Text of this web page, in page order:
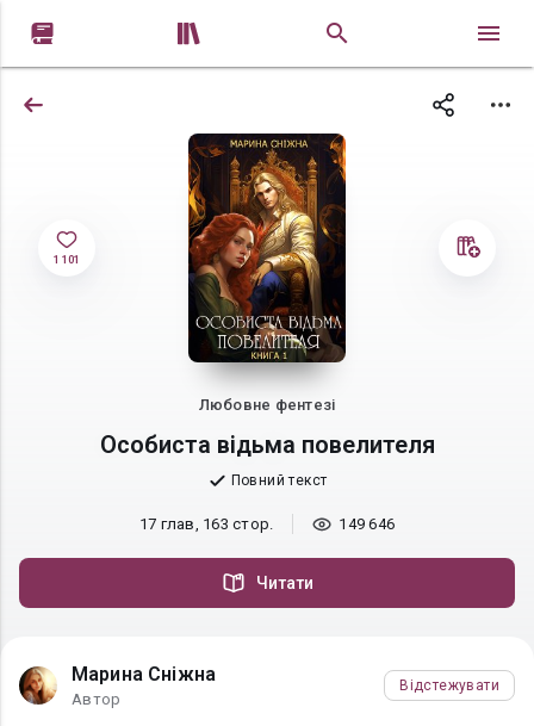
 
1 101
Любовне фентезі
Особиста відьма повелителя
Повний текст
17 глав, 163 стор. 149 646
Читати
Марина Сніжна
Автор
Відстежувати